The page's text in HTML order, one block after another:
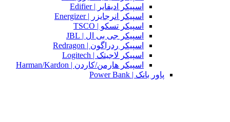
اسپیکر ادیفایر | Edifier
اسپیکر انرجایزر | Energizer
اسپیکر تسکو | TSCO
اسپیکر جی بی ال | JBL
اسپیکر ردراگون | Redragon
اسپیکر لاجیتک | Logitech
اسپیکر هارمن/کاردن | Harman/Kardon
پاور بانک | Power Bank